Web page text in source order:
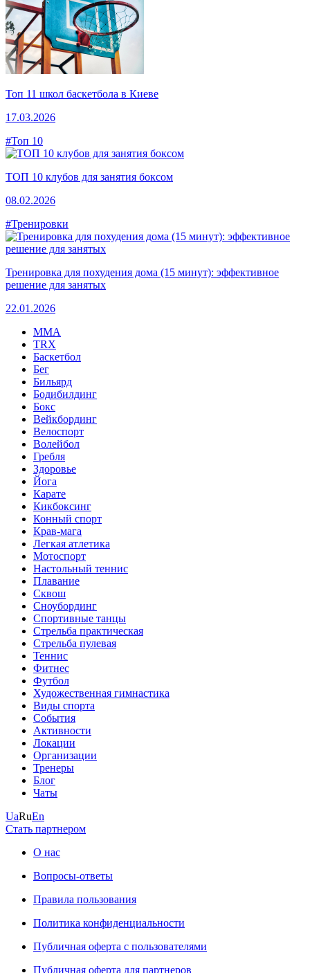
Топ 11 школ баскетбола в Киеве
17.03.2026
#Топ 10
ТОП 10 клубов для занятия боксом
08.02.2026
#Тренировки
Тренировка для похудения дома (15 минут): эффективное
решение для занятых
22.01.2026
MMA
TRX
Баскетбол
Бег
Бильярд
Бодибилдинг
Бокс
Вейкбординг
Велоспорт
Волейбол
Гребля
Здоровье
Йога
Карате
Кикбоксинг
Конный спорт
Крав-мага
Легкая атлетика
Мотоспорт
Настольный теннис
Плавание
Сквош
Сноубординг
Спортивные танцы
Стрельба практическая
Стрельба пулевая
Теннис
Фитнес
Футбол
Художественная гимнастика
Виды спорта
События
Активности
Локации
Организации
Тренеры
Блог
Чаты
UaRuEn
Стать партнером
О нас
Вопросы-ответы
Правила пользования
Политика конфиденциальности
Публичная оферта с пользователями
Публичная оферта для партнеров